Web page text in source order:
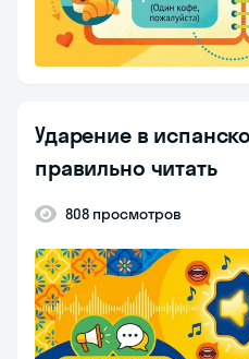
Ударение в
правильно читать
808 просмотров